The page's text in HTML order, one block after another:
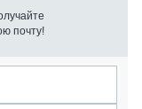
почту!